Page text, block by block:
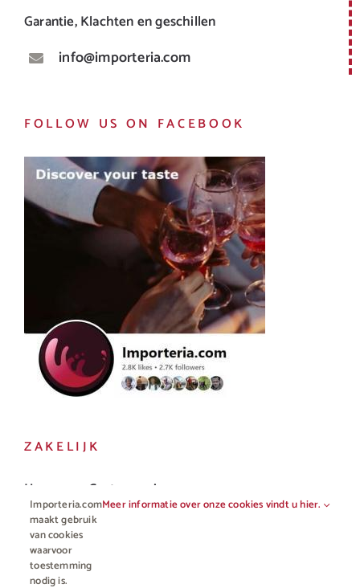
Garantie, Klachten en geschillen
info@importeria.com
FOLLOW US ON FACEBOOK
ZAKELIJK
Horeca en Gastronomie
Vakhandel
Importeria.com
maakt gebruik
van cookies
waarvoor
toestemming
nodig is.
Meer informatie over onze cookies vindt u hier.